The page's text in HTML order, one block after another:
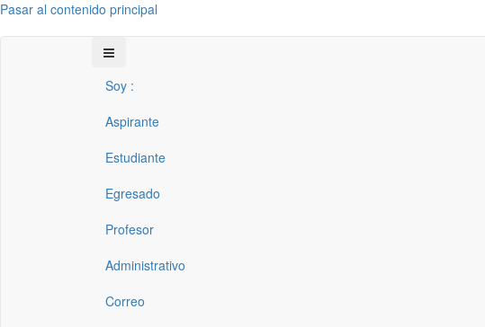
Pasar al contenido principal
Soy :
Aspirante
Estudiante
Egresado
Profesor
Administrativo
Correo